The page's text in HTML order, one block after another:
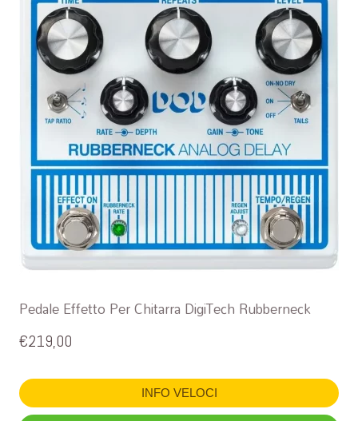
Pedale Effetto Per Chitarra DigiTech Rubberneck
€219,00
INFO VELOCI